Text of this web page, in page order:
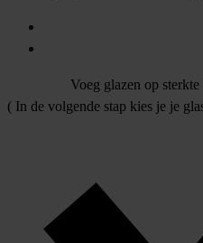
Voeg glazen op sterkte
( In de volgende stap kies je je